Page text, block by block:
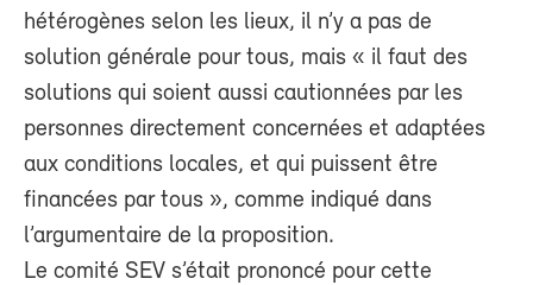
hétérogènes selon les lieux, il n’y a pas de
solution générale pour tous, mais « il faut des
solutions qui soient aussi cautionnées par les
personnes directement concernées et adaptées
aux conditions locales, et qui puissent être
financées par tous », comme indiqué dans
l’argumentaire de la proposition.
Le comité SEV s’était prononcé pour cette